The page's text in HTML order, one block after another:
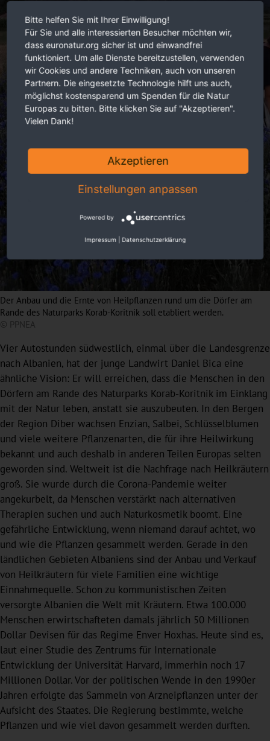
Der Anbau und die Ernte von Heilpflanzen rund um die Dörfer am
Rande des Naturparks Korab-Koritnik soll etabliert werden.
© PPNEA
Vier Autostunden südwestlich, einmal über die Landesgrenze
nach Albanien, hat der junge Landwirt Daniel Bica eine
ähnliche Vision: Er will erreichen, dass die Menschen in den
Dörfern am Rande des Naturparks Korab-Koritnik im Einklang
mit der Natur leben, anstatt sie auszubeuten. In den Bergen
der Region Diber wachsen Enzian, Salbei, Schlüsselblumen
und viele weitere Pflanzenarten, die für ihre Heilwirkung
bekannt und auch deshalb in anderen Teilen Europas selten
geworden sind. Weltweit ist die Nachfrage nach Heilkräutern
groß. Sie wurde durch die Corona-Pandemie weiter
angekurbelt, da Menschen verstärkt nach alternativen
Therapien suchen und auch Naturkosmetik boomt. Eine
gefährliche Entwicklung, wenn niemand darauf achtet, wo
und wie die Pflanzen gesammelt werden. Gerade in den
ländlichen Gebieten Albaniens sind der Anbau und Verkauf
von Heilkräutern für viele Familien eine wichtige
Einnahmequelle. Schon zu kommunistischen Zeiten
versorgte Albanien die Welt mit Kräutern. Etwa 100.000
Menschen erwirtschafteten damals jährlich 50 Millionen
Dollar Devisen für das Regime Enver Hoxhas. Heute sind es,
laut einer Studie des Zentrums für Internationale
Entwicklung der Universität Harvard, immerhin noch 17
Millionen Dollar. Vor der politischen Wende in den 1990er
Jahren erfolgte das Sammeln von Arzneipflanzen unter der
Aufsicht des Staates. Die Regierung bestimmte, welche
Pflanzen und wie viel davon gesammelt werden durften.
Bitte helfen Sie mit Ihrer Einwilligung!
Für Sie und alle interessierten Besucher möchten wir,
dass euronatur.org sicher ist und einwandfrei
funktioniert. Um alle Dienste bereitzustellen, verwenden
wir Cookies und andere Techniken, auch von unseren
Partnern. Die eingesetzte Technologie hilft uns auch,
möglichst kostensparend um Spenden für die Natur
Europas zu bitten. Bitte klicken Sie auf "Akzeptieren".
Vielen Dank!
Akzeptieren
Einstellungen anpassen
Powered by
Impressum Datenschutzerklärung